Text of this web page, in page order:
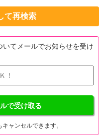
て再検索
てメールでお知らせを受け
で受け取る
ャンセルできます。